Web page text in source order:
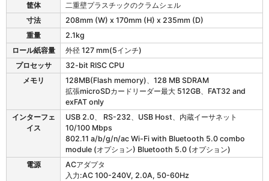
4
仕
筐体
二重壁プラスチックのクラムシェル
寸法
208mm (W) x 170mm (H) x 235mm (D)
重量
2.1kg
ロール紙容量
外径 127 mm(5インチ)
プロセッサ
32-bit RISC CPU
メモリ
128MB(Flash memory)、128 MB SDRAM
拡張microSDカードリーダー最大 512GB、FAT32 and
exFAT only
インターフェ
イス
USB 2.0、 RS-232、USB Host、内蔵イーサネット
10/100 Mbps
802.11 a/b/g/n/ac Wi-Fi with Bluetooth 5.0 combo
module (オプション) Bluetooth 5.0 (オプション)
電源
ACアダプタ
入力:AC 100-240V, 2.0A, 50-60Hz